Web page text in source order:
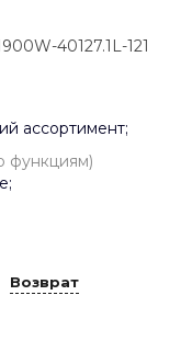
40127.1L-121
ассортимент;
функциям)
Возврат